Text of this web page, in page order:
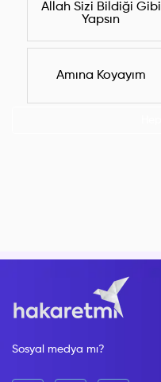
Allah Sizi Bildiği Gibi
Yapsın
Amına Koyayım
Sosyal medya mı?